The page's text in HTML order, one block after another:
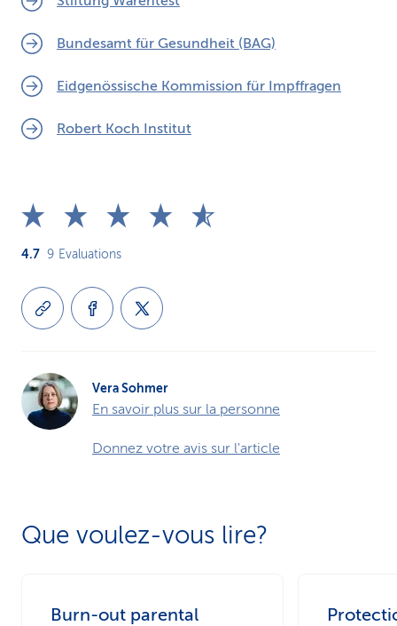
Bundesamt für Gesundheit (BAG)
Eidgenössische Kommission für Impffragen
Robert Koch Institut
4.7 9 Evaluations
Vera Sohmer
En savoir plus sur la personne
Donnez votre avis sur l'article
Que voulez-vous lire?
Burn-out parental